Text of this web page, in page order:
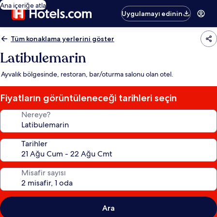
Ana içeriğe atla
Uygulamayı edinin
Tüm konaklama yerlerini göster
Latibulemarin
Ayvalık bölgesinde, restoran, bar/oturma salonu olan otel.
Fiyatların görüntüleneceği tarihleri seçin
Nereye?
Tarihler
Misafir sayısı
Ara